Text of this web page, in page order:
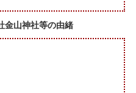
金山神社等の由緒